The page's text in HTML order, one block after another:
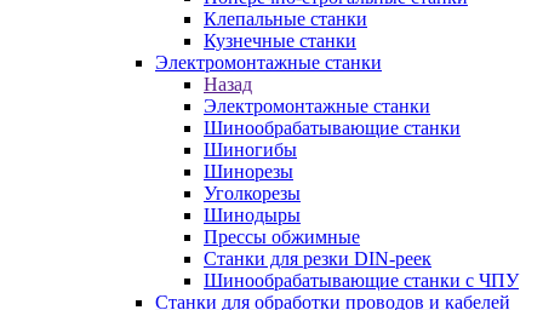
Клепальные станки
Кузнечные станки
Электромонтажные станки
Назад
Электромонтажные станки
Шинообрабатывающие станки
Шиногибы
Шинорезы
Уголкорезы
Шинодыры
Прессы обжимные
Станки для резки DIN-реек
Шинообрабатывающие станки с ЧПУ
Станки для обработки проводов и кабелей